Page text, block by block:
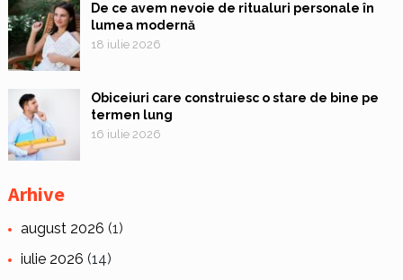
De ce avem nevoie de ritualuri personale în
lumea modernă
18 iulie 2026
Obiceiuri care construiesc o stare de bine pe
termen lung
16 iulie 2026
Arhive
august 2026 (1)
iulie 2026 (14)